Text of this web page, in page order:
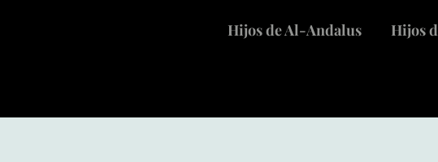
Hijos de Al-Andalus Hijos